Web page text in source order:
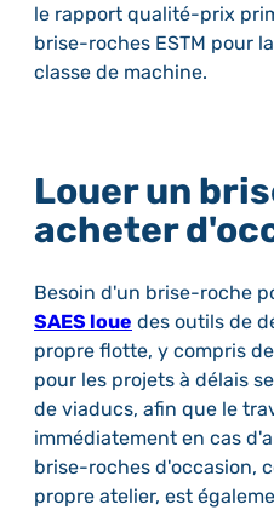
le rapport qualité-prix
brise-roches ESTM pour
classe de machine.
Louer un
acheter
Besoin d'un brise-roche
SAES loue des outils de
propre flotte, y compris
pour les projets à délais
de viaducs, afin que le
immédiatement en cas
brise-roches d'occasion,
propre atelier, est